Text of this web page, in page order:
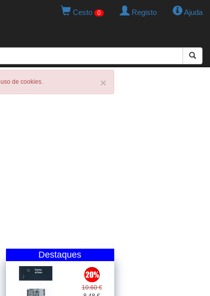
Cesto 0 Registo Ajuda
×
de cookies.
Destaques
10.60 €